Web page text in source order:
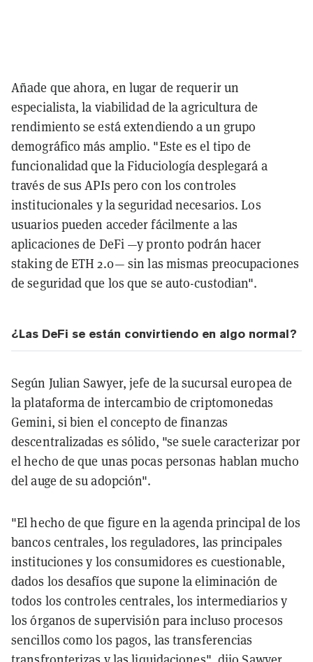
Añade que ahora, en lugar de requerir un
especialista, la viabilidad de la agricultura de
rendimiento se está extendiendo a un grupo
demográfico más amplio. "Este es el tipo de
funcionalidad que la Fiduciología desplegará a
través de sus APIs pero con los controles
institucionales y la seguridad necesarios. Los
usuarios pueden acceder fácilmente a las
aplicaciones de DeFi —y pronto podrán hacer
staking de ETH 2.0— sin las mismas preocupaciones
de seguridad que los que se auto-custodian".
¿Las DeFi se están convirtiendo en algo normal?
Según Julian Sawyer, jefe de la sucursal europea de
la plataforma de intercambio de criptomonedas
Gemini, si bien el concepto de finanzas
descentralizadas es sólido, "se suele caracterizar por
el hecho de que unas pocas personas hablan mucho
del auge de su adopción".
"El hecho de que figure en la agenda principal de los
bancos centrales, los reguladores, las principales
instituciones y los consumidores es cuestionable,
dados los desafíos que supone la eliminación de
todos los controles centrales, los intermediarios y
los órganos de supervisión para incluso procesos
sencillos como los pagos, las transferencias